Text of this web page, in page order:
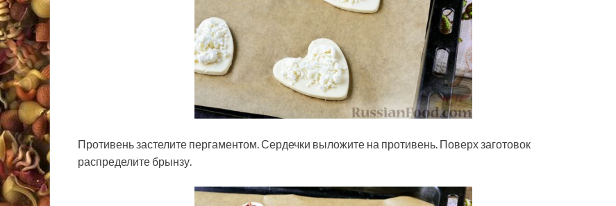
Противень застелите пергаментом. Сердечки выложите на противень. Поверх заготовок
распределите брынзу.